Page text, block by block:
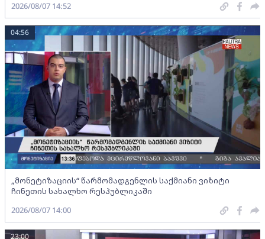
2026/08/07 14:52
„მონეტიზაციის“ წარმომადგენლის საქმიანი ვიზიტი
ჩინეთის სახალხო რესპუბლიკაში
04:56
2026/08/07 14:00
23:00